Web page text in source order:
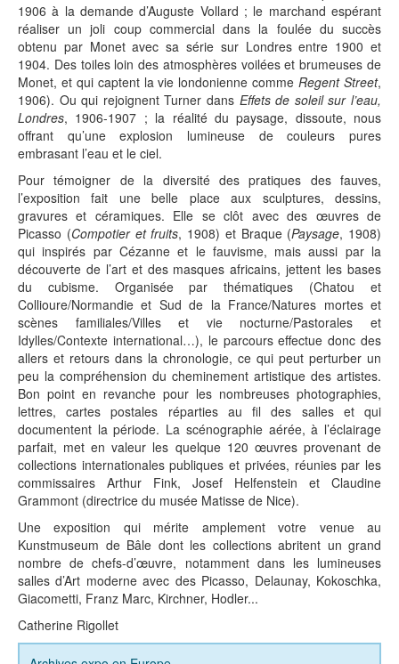
1906 à la demande d’Auguste Vollard ; le marchand espérant
réaliser un joli coup commercial dans la foulée du succès
obtenu par Monet avec sa série sur Londres entre 1900 et
1904. Des toiles loin des atmosphères voilées et brumeuses de
Monet, et qui captent la vie londonienne commeRegent Street,
1906). Ou qui rejoignent Turner dans Effets de soleil sur l’eau,
Londres, 1906-1907 ; la réalité du paysage, dissoute, nous
offrant qu’une explosion lumineuse de couleurs pures
embrasant l’eau et le ciel.
Pour témoigner de la diversité des pratiques des fauves,
l’exposition fait une belle place aux sculptures, dessins,
gravures et céramiques. Elle se clôt avec des œuvres de
Picasso (Compotier et fruits, 1908) et Braque (Paysage, 1908)
qui inspirés par Cézanne et le fauvisme, mais aussi par la
découverte de l’art et des masques africains, jettent les bases
du cubisme. Organisée par thématiques (Chatou et
Collioure/Normandie et Sud de la France/Natures mortes et
scènes familiales/Villes et vie nocturne/Pastorales et
Idylles/Contexte international…), le parcours effectue donc des
allers et retours dans la chronologie, ce qui peut perturber un
peu la compréhension du cheminement artistique des artistes.
Bon point en revanche pour les nombreuses photographies,
lettres, cartes postales réparties au fil des salles et qui
documentent la période. La scénographie aérée, à l’éclairage
parfait, met en valeur les quelque 120 œuvres provenant de
collections internationales publiques et privées, réunies par les
commissaires Arthur Fink, Josef Helfenstein et Claudine
Grammont (directrice du musée Matisse de Nice).
Une exposition qui mérite amplement votre venue au
Kunstmuseum de Bâle dont les collections abritent un grand
nombre de chefs-d’œuvre, notamment dans les lumineuses
salles d’Art moderne avec des Picasso, Delaunay, Kokoschka,
Giacometti, Franz Marc, Kirchner, Hodler...
Catherine Rigollet